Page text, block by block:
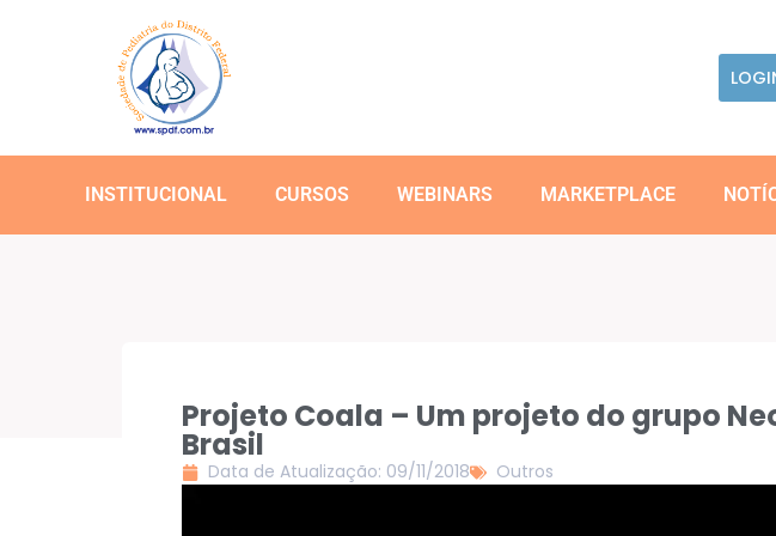
INSTITUCIONAL CURSOS WEBINARS MARKETPLACE
Projeto Coala – Um projeto do grupo
Brasil
Data de Atualização: 09/11/2018
Outros